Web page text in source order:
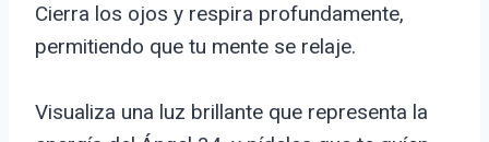
Cierra los ojos y respira profundamente,
permitiendo que tu mente se relaje.
Visualiza una luz brillante que representa la